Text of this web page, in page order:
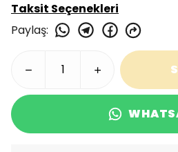
Taksit Seçenekleri
Paylaş: